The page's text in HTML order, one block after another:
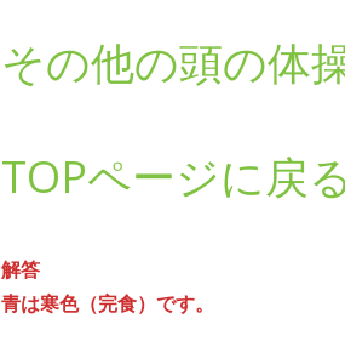
その他の頭の体
TOPページに戻
解答
青は寒色（完食）です。